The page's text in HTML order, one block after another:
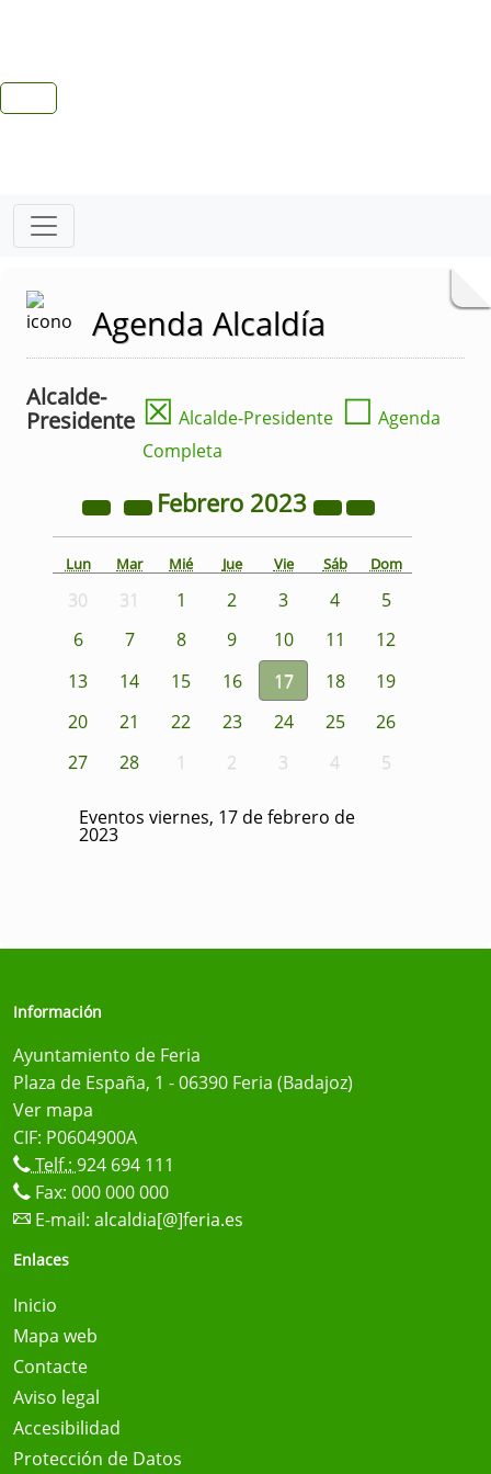
Agenda Alcaldía
Alcalde-
Presidente ☒ Alcalde-Presidente ☐ Agenda
Completa
Febrero 2023
Lun Mar Mié Jue Vie Sáb Dom
30 31 1 2 3 4
5
6
7 8 9 10 11
12
13
14 15 16 17 18
19
20
21 22 23 24 25
26
27
28 1 2 3 4 5
Eventos viernes, 17 de febrero de
2023
Información
Ayuntamiento de Feria
Plaza de España, 1 - 06390 Feria (Badajoz)
Ver mapa
CIF: P0604900A
Telf.: 924 694 111
Fax: 000 000 000
E-mail: alcaldia[@]feria.es
Enlaces
Inicio
Mapa web
Contacte
Aviso legal
Accesibilidad
Protección de Datos